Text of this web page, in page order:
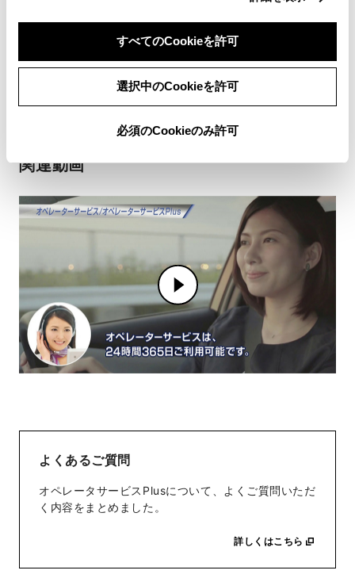
すべてのCookieを許可
選択中のCookieを許可
必須のCookieのみ許可
ご利用料金
T-Connect スタンダード
関連動画
よくあるご質問
オペレータサービスPlusについて、よくご質問いただ
く内容をまとめました。
詳しくはこちら